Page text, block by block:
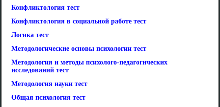
Конфликтология тест
Конфликтология в социальной работе тест
Логика тест
Методологические основы психологии тест
Методология и методы психолого-педагогических
исследований тест
Методология науки тест
Общая психология тест